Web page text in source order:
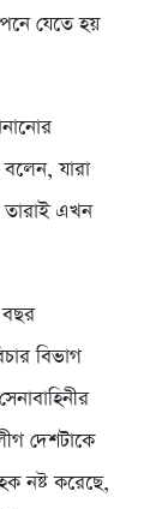
যেতে হয়
যারা
তারাই এখন
বিভাগ
দেশটাকে
নষ্ট করেছে,